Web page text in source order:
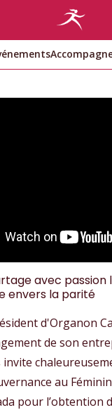
avec passion
envers la parité
d'Organon
de son
au
pour l’obtention